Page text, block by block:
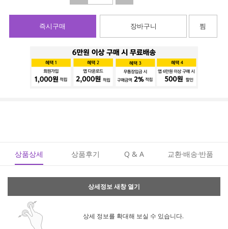
즉시구매 장바구니 찜
상품상세 상품후기 Q & A 교환·배송·반품
상세정보 새창 열기
상세 정보를 확대해 보실 수 있습니다.